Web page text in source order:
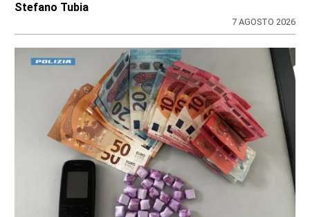
Stefano Tubia
7 AGOSTO 2026